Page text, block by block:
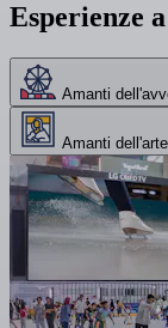
Esperienze
Amanti
Amanti dell'arte